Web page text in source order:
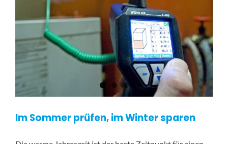
Im Sommer prüfen, im Winter sparen